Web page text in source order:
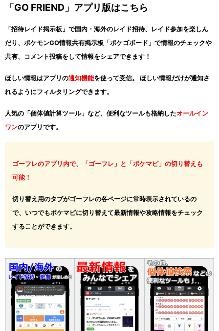
「GO FRIEND」アプリ版はこちら
「招待レイド掲示板」で国内・海外のレイド招待、レイド参加を楽しん
だり、ポケモンGO情報共有掲示板「ポケゴボード」で情報のチェックや
共有、コメント投稿をして情報をシェアできます！
ほしい情報はアプリの通知機能を使って受信。 ほしい情報だけが通知さ
れるようにフィルタリングできます。
人気の「個体値計算ツール」など、便利なツールも格納したオールイン
ワンのアプリです。
ゴーフレのアプリ内で、「ゴーフレ」と「ポケマピ」の切り替えも
可能！
切り替え用のタブがゴーフレの各ページに常時表示されているの
で、いつでもポケマピに切り替えて最新情報や攻略情報をチェック
することができます。